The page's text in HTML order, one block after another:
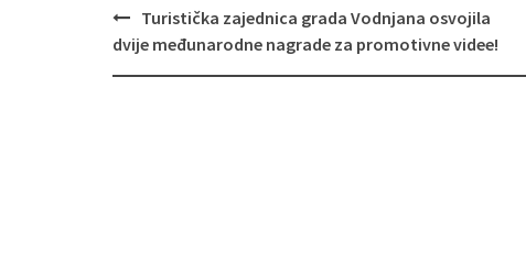
Navigacija
objava
Turistička zajednica grada Vodnjana osvojila
dvije međunarodne nagrade za promotivne videe!